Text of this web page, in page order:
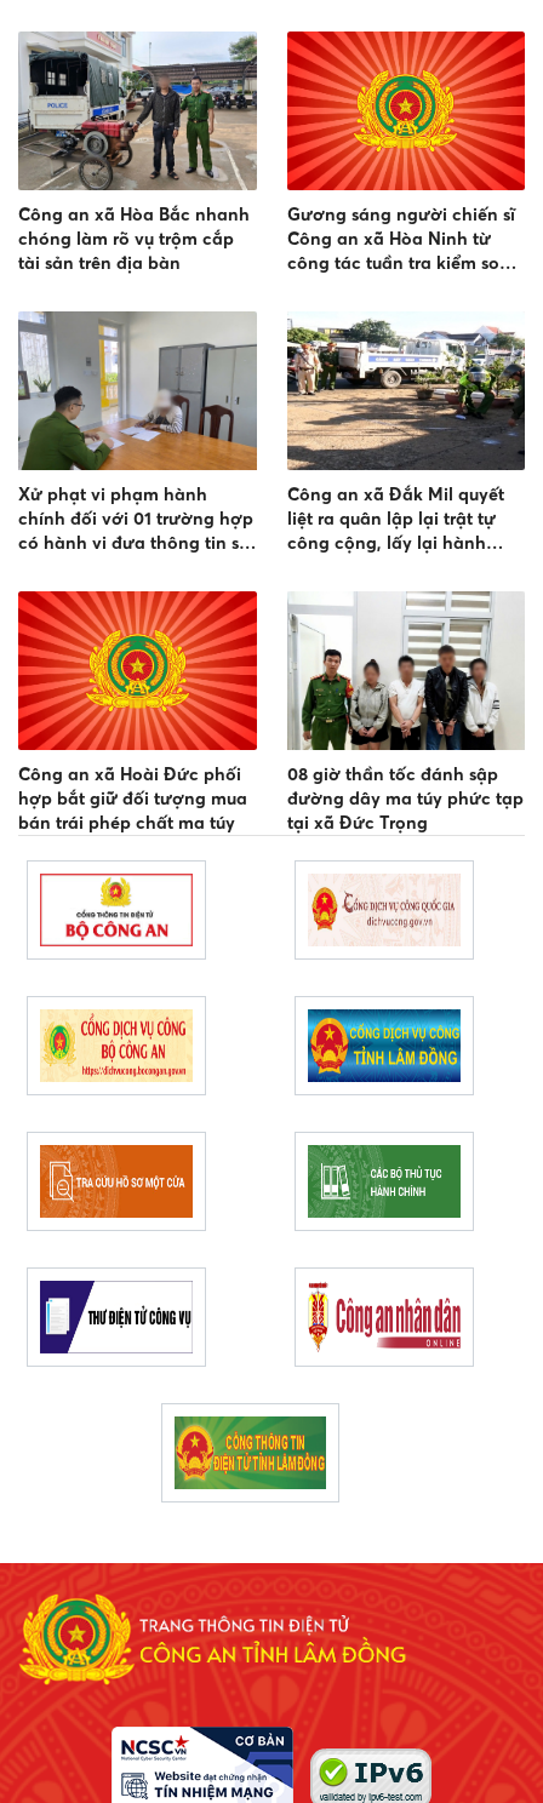
cơ sở.
Công an xã Hòa Bắc nhanh
chóng làm rõ vụ trộm cắp
tài sản trên địa bàn
Gương sáng người chiến sĩ
Công an xã Hòa Ninh từ
công tác tuần tra kiểm soát
sản
Xử phạt vi phạm hành
chính đối với 01 trường hợp
có hành vi đưa thông tin sai
tổ chức trên mạng xã hội
Công an xã Đắk Mil quyết
liệt ra quân lập lại trật tự
công cộng, lấy lại hành
Công an xã Hoài Đức phối
hợp bắt giữ đối tượng mua
bán trái phép chất ma túy
08 giờ thần tốc đánh sập
đường dây ma túy phức tạp
tại xã Đức Trọng